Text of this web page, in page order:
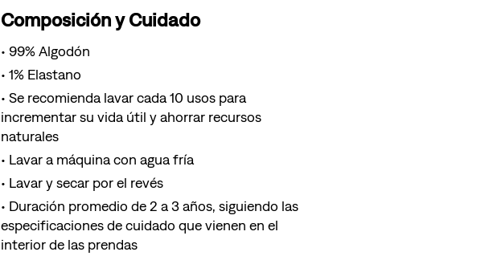
Composición y Cuidado
99% Algodón
1% Elastano
Se recomienda lavar cada 10 usos para
incrementar su vida útil y ahorrar recursos
naturales
Lavar a máquina con agua fría
Lavar y secar por el revés
Duración promedio de 2 a 3 años, siguiendo las
especificaciones de cuidado que vienen en el
interior de las prendas